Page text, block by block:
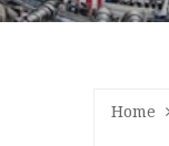
Home